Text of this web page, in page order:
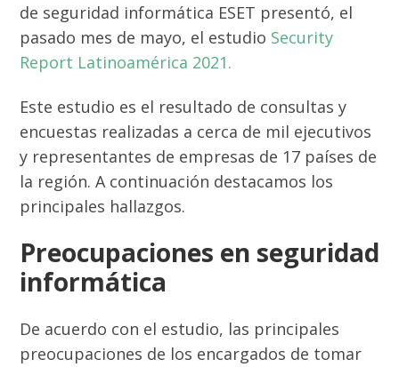
de seguridad informática ESET presentó, el
pasado mes de mayo, el estudio Security
Report Latinoamérica 2021.
Este estudio es el resultado de consultas y
encuestas realizadas a cerca de mil ejecutivos
y representantes de empresas de 17 países de
la región. A continuación destacamos los
principales hallazgos.
Preocupaciones en seguridad
informática
De acuerdo con el estudio, las principales
preocupaciones de los encargados de tomar